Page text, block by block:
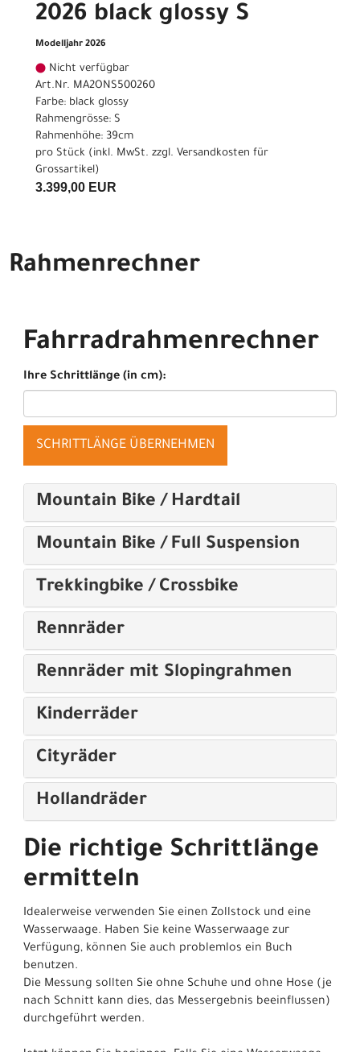
2026 black glossy S
Modelljahr 2026
Nicht verfügbar
Art.Nr. MA2ONS500260
Farbe: black glossy
Rahmengrösse: S
Rahmenhöhe: 39cm
pro Stück (inkl. MwSt. zzgl. Versandkosten für
Grossartikel)
3.399,00 EUR
Rahmenrechner
Fahrradrahmenrechner
Ihre Schrittlänge (in cm):
SCHRITTLÄNGE ÜBERNEHMEN
Mountain Bike / Hardtail
Mountain Bike / Full Suspension
Trekkingbike / Crossbike
Rennräder
Rennräder mit Slopingrahmen
Kinderräder
Cityräder
Hollandräder
Die richtige Schrittlänge
ermitteln
Idealerweise verwenden Sie einen Zollstock und eine
Wasserwaage. Haben Sie keine Wasserwaage zur
Verfügung, können Sie auch problemlos ein Buch
benutzen.
Die Messung sollten Sie ohne Schuhe und ohne Hose (je
nach Schnitt kann dies, das Messergebnis beeinflussen)
durchgeführt werden.